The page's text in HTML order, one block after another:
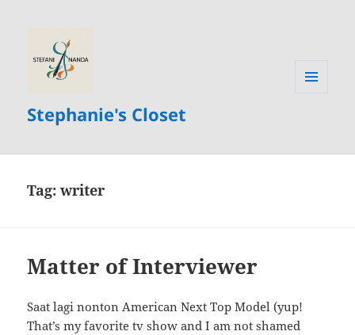
Stephanie's Closet
Tag:writer
Matter of Interviewer
Saat lagi nonton American Next Top Model (yup!
That’s my favorite tv show and I am not shamed